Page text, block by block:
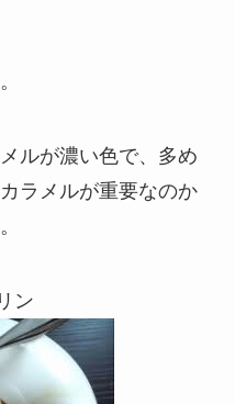
ルが濃い色で、多め
ラメルが重要なのか
ン